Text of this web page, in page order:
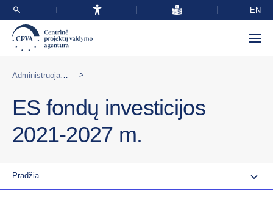
EN
>
ES fondų investicijos
2021-2027 m.
Pradžia